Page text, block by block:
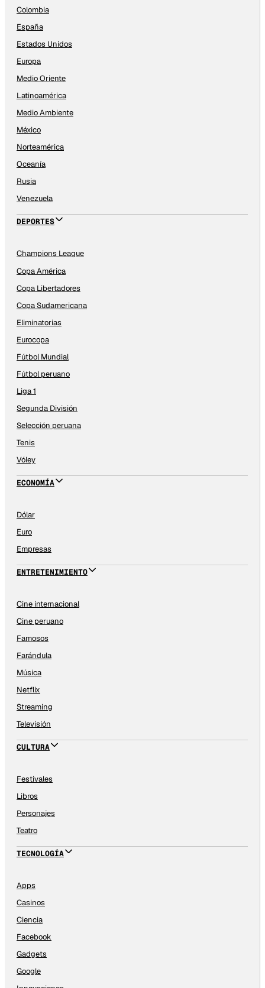
Colombia
España
Estados Unidos
Europa
Medio Oriente
Latinoamérica
Medio Ambiente
México
Norteamérica
Oceanía
Rusia
Venezuela
DEPORTES
Champions League
Copa América
Copa Libertadores
Copa Sudamericana
Eliminatorias
Eurocopa
Fútbol Mundial
Fútbol peruano
Liga 1
Segunda División
Selección peruana
Tenis
Vóley
ECONOMÍA
Dólar
Euro
Empresas
ENTRETENIMIENTO
Cine internacional
Cine peruano
Famosos
Farándula
Música
Netflix
Streaming
Televisión
CULTURA
Festivales
Libros
Personajes
Teatro
TECNOLOGÍA
Apps
Casinos
Ciencia
Facebook
Gadgets
Google